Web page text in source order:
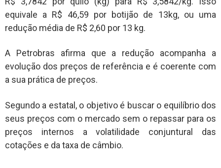
equivale a R$ 46,59 por botijão de 13kg, ou uma
redução média de R$ 2,60 por 13 kg.
A Petrobras afirma que a redução acompanha a
evolução dos preços de referência e é coerente com
a sua prática de preços.
Segundo a estatal, o objetivo é buscar o equilíbrio dos
seus preços com o mercado sem o repassar para os
preços internos a volatilidade conjuntural das
cotações e da taxa de câmbio.